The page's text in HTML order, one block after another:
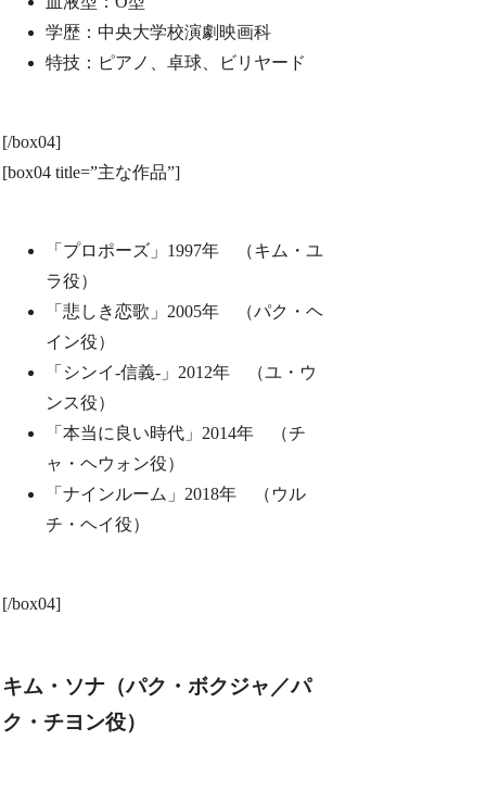
学歴：中央大学校演劇映画科
特技：ピアノ、卓球、ビリヤード
[/box04]
[box04 title=”主な作品”]
「プロポーズ」1997年 （キム・ユ
ラ役）
「悲しき恋歌」2005年 （パク・ヘ
イン役）
「シンイ-信義-」2012年 （ユ・ウ
ンス役）
「本当に良い時代」2014年 （チ
ャ・ヘウォン役）
「ナインルーム」2018年 （ウル
チ・ヘイ役）
[/box04]
キム・ソナ（パク・ボクジャ／パ
ク・チヨン役）